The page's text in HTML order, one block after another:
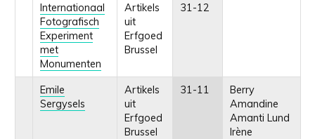
Internationaal
Fotografisch
Experiment
met
Monumenten
Artikels
uit
Erfgoed
Brussel
31-12
Emile
Sergysels
Artikels
uit
Erfgoed
Brussel
31-11
Berry
Amandine
Amanti Lund
Irène